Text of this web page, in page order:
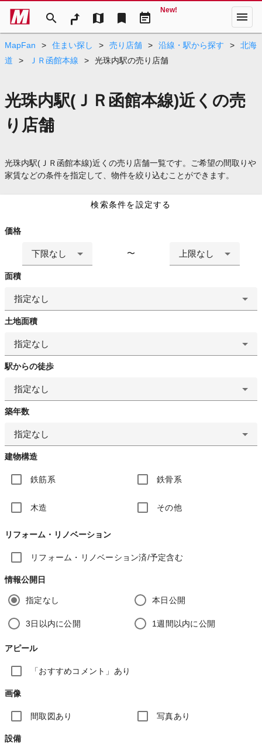
search map bookmark event_note
New! menu
MapFan > 住まい探し > 売り店舗 > 沿線・駅から探す >
北海
道
> ＪＲ函館本線 > 光珠内駅の売り店舗
光珠内駅(ＪＲ函館本線)近くの売
り店舗
光珠内駅(ＪＲ函館本線)近くの売り店舗一覧です。ご希望の間取りや
家賃などの条件を指定して、物件を絞り込むことができます。
検索条件を設定する
価格
下限なし 〜 上限なし
面積
指定なし
土地面積
指定なし
駅からの徒歩
指定なし
築年数
指定なし
建物構造
鉄筋系 鉄骨系
木造 その他
リフォーム・リノベーション
リフォーム・リノベーション済/予定含む
情報公開日
指定なし 本日公開
3日以内に公開 1週間以内に公開
アピール
「おすすめコメント」あり
画像
間取図あり 写真あり
設備